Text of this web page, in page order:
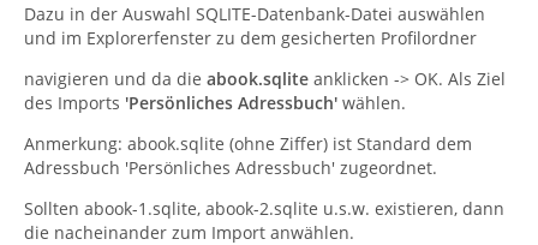
Dazu in der Auswahl SQLITE-Datenbank-Datei auswählen
und im Explorerfenster zu dem gesicherten Profilordner
navigieren und da die abook.sqlite anklicken -> OK. Als Ziel
des Imports 'Persönliches Adressbuch' wählen.
Anmerkung: abook.sqlite (ohne Ziffer) ist Standard dem
Adressbuch 'Persönliches Adressbuch' zugeordnet.
Sollten abook-1.sqlite, abook-2.sqlite u.s.w. existieren, dann
die nacheinander zum Import anwählen.